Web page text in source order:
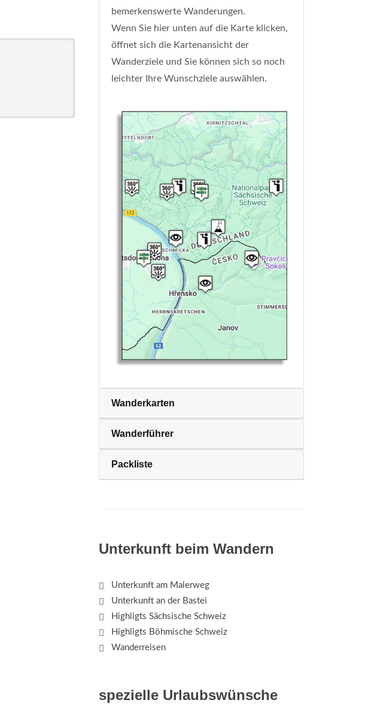
bemerkenswerte Wanderungen.
Wenn Sie hier unten auf die Karte klicken,
öffnet sich die Kartenansicht der
Wanderziele und Sie können sich so noch
leichter Ihre Wunschziele auswählen.
Wanderkarten
Wanderführer
Packliste
Unterkunft beim Wandern
Unterkunft am Malerweg
Unterkunft an der Bastei
Highligts Sächsische Schweiz
Highligts Böhmische Schweiz
Wanderreisen
spezielle Urlaubswünsche